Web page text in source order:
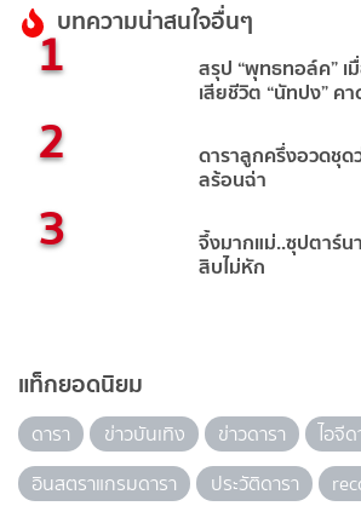
บทความน่าสนใจอื่นๆ
1 สรุป “พุทธทอล์ค”
เสียชีวิต “นัทปง” ค
2 ดาราลูกครึ่งอวดชุด
ลร้อนฉ่า
3 จึ้งมากแม่..ซุปตาร์น
สิบไม่หัก
แท็กยอดนิยม
ดารา ข่าวบันเทิง ข่าวดารา
ไอจี
อินสตราแกรมดารา
ประวัติดารา